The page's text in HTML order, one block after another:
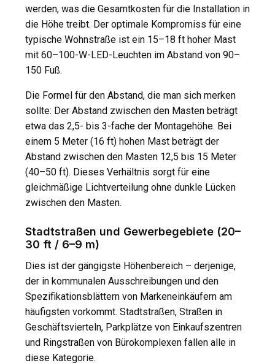
werden, was die Gesamtkosten für die Installation in
die Höhe treibt. Der optimale Kompromiss für eine
typische Wohnstraße ist ein 15–18 ft hoher Mast
mit 60–100-W-LED-Leuchten im Abstand von 90–
150 Fuß.
Die Formel für den Abstand, die man sich merken
sollte: Der Abstand zwischen den Masten beträgt
etwa das 2,5- bis 3-fache der Montagehöhe. Bei
einem 5 Meter (16 ft) hohen Mast beträgt der
Abstand zwischen den Masten 12,5 bis 15 Meter
(40–50 ft). Dieses Verhältnis sorgt für eine
gleichmäßige Lichtverteilung ohne dunkle Lücken
zwischen den Masten.
Stadtstraßen und Gewerbegebiete (20–
30 ft / 6–9 m)
Dies ist der gängigste Höhenbereich – derjenige,
der in kommunalen Ausschreibungen und den
Spezifikationsblättern von Markeneinkäufern am
häufigsten vorkommt. Stadtstraßen, Straßen in
Geschäftsvierteln, Parkplätze von Einkaufszentren
und Ringstraßen von Bürokomplexen fallen alle in
diese Kategorie.